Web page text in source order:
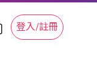
登入/註冊